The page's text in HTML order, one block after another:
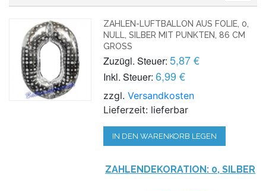
ZAHLEN-LUFTBALLON AUS FOLIE, 0,
NULL, SILBER MIT PUNKTEN, 86 CM
GROSS
Zuzügl. Steuer: 5,87 €
Inkl. Steuer: 6,99 €
zzgl.Versandkosten
Lieferzeit: lieferbar
IN DEN WARENKORB LEGEN
ZAHLENDEKORATION: 0, SILBER